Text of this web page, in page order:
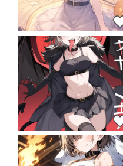
10
12